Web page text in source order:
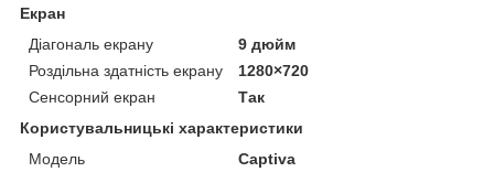
Екран
Діагональ екрану
9 дюйм
Роздільна здатність екрану
1280×720
Сенсорний екран
Так
Користувальницькі характеристики
Мoдель
Captiva